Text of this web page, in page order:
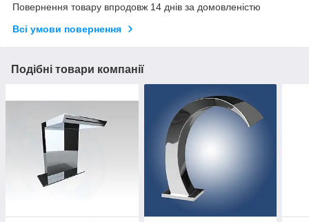
Повернення товару впродовж 14 днів за домовленістю
Всі умови повернення
Подібні товари компанії